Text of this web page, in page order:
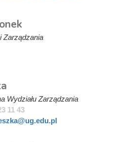
Zarządzania
Wydziału Zarządzania
11 43